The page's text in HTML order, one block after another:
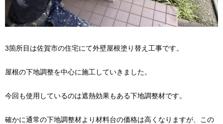
3箇所目は佐賀市の住宅にて外壁屋根塗り替え工事です。
屋根の下地調整を中心に施工していきました。
今回も使用しているのは遮熱効果もある下地調整材です。
確かに通常の下地調整材より材料台の価格は高くなりますが、この